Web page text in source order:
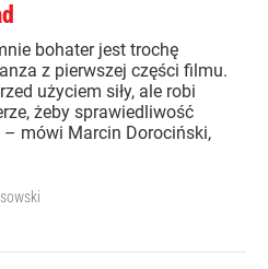
bohater jest trochę
z pierwszej części filmu.
użyciem siły, ale robi
żeby sprawiedliwość
– mówi Marcin Dorociński,